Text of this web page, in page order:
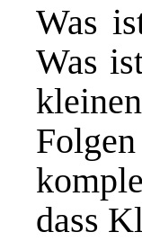
Was
Was
dass